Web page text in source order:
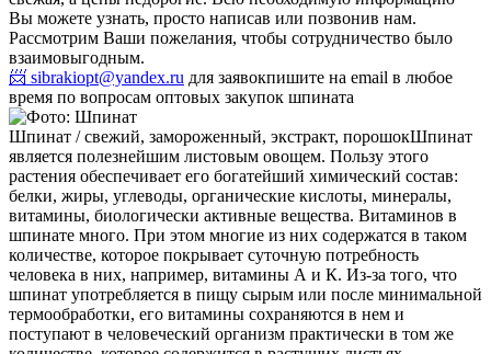
Вы можете узнать, просто написав или позвонив нам.
Рассмотрим Ваши пожелания, чтобы сотрудничество было
взаимовыгодным.
📨 sibrakiopt@yandex.ru для заявокпишите на email в любое
время по вопросам оптовых закупок шпината
Шпинат / свежий, замороженный, экстракт, порошокШпинат
является полезнейшим листовым овощем. Пользу этого
растения обеспечивает его богатейший химический состав:
белки, жиры, углеводы, органические кислоты, минералы,
витамины, биологически активные вещества. Витаминов в
шпинате много. При этом многие из них содержатся в таком
количестве, которое покрывает суточную потребность
человека в них, например, витамины А и К. Из-за того, что
шпинат употребляется в пищу сырым или после минимальной
термообработки, его витамины сохраняются в нем и
поступают в человеческий организм практически в том же